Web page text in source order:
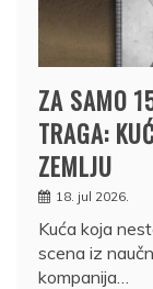
ZA SAMO
TRAGA:
ZEMLJU
18. jul 2026.
Kuća koja
scena iz
kompanija…